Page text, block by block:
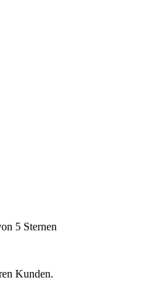
5 Sternen
Kunden.